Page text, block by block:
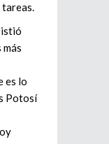
tareas.
es lo
Potosí